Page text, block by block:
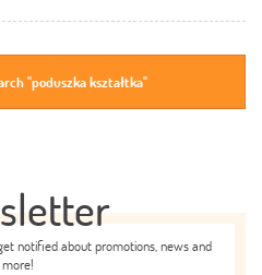
"poduszka kształtka"
notified about promotions, news and
more!